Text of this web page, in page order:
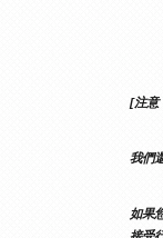
[注意
我們
如果